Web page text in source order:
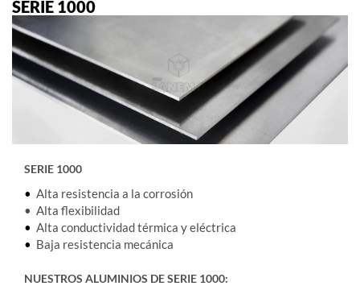
SERIE 1000
SERIE 1000
• Alta resistencia a la corrosión
• Alta flexibilidad
• Alta conductividad térmica y eléctrica
• Baja resistencia mecánica
NUESTROS ALUMINIOS DE SERIE 1000: